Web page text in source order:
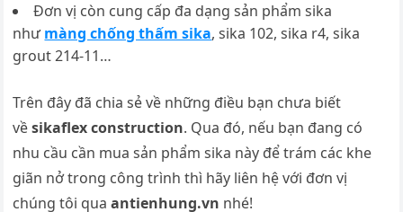
Đơn vị còn cung cấp đa dạng sản phẩm sika
nhưmàng chống thấm sika, sika 102, sika r4, sika
grout 214-11…
Trên đây đã chia sẻ về những điều bạn chưa biết
vềsikaflex construction. Qua đó, nếu bạn đang có
nhu cầu cần mua sản phẩm sika này để trám các khe
giãn nở trong công trình thì hãy liên hệ với đơn vị
chúng tôi quaantienhung.vn nhé!